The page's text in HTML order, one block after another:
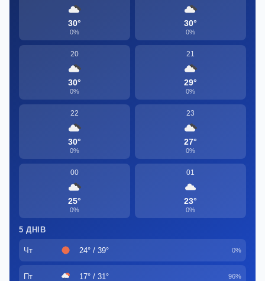
30°
0%
30°
0%
20
30°
0%
21
29°
0%
22
30°
0%
23
27°
0%
00
25°
0%
01
23°
0%
5 ДНІВ
Чт 24° / 39° 0%
Пт 17° / 31° 96%